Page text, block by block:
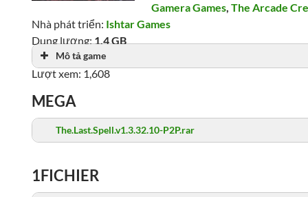
Gamera Games,The Arcade
Nhà phát triển: Ishtar Games
Dung lượng:1.4 GB
Ngày phát hành: 09/03/2023
Lượt xem: 1,608
Mô tả game
MEGA
The.Last.Spell.v1.3.32.10-P2P.rar
1FICHIER